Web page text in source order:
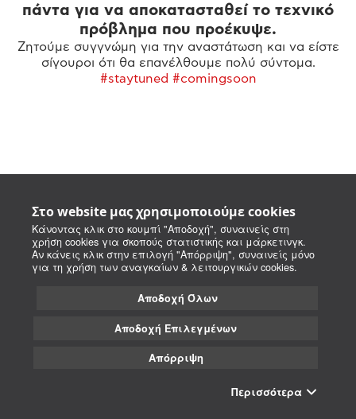
Στο website μας χρησιμοποιούμε cookies
Κάνοντας κλικ στο κουμπί "Αποδοχή", συναινείς στη
χρήση cookies για σκοπούς στατιστικής και μάρκετινγκ.
Αν κάνεις κλικ στην επιλογή "Απόρριψη", συναινείς μόνο
για τη χρήση των αναγκαίων & λειτουργικών cookies.
Αποδοχή Όλων
Αποδοχή Επιλεγμένων
Απόρριψη
Περισσότερα
πάντα για να αποκατασταθεί το τεχνικό
πρόβλημα που προέκυψε.
Ζητούμε συγγνώμη για την αναστάτωση και να είστε
σίγουροι ότι θα επανέλθουμε πολύ σύντομα.
#staytuned #comingsoon